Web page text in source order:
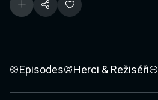
Episodes Herci & Režiséři